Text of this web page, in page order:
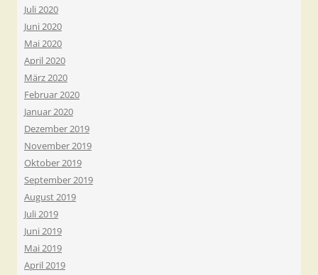
Juli 2020
Juni 2020
Mai 2020
April 2020
März 2020
Februar 2020
Januar 2020
Dezember 2019
November 2019
Oktober 2019
September 2019
August 2019
Juli 2019
Juni 2019
Mai 2019
April 2019